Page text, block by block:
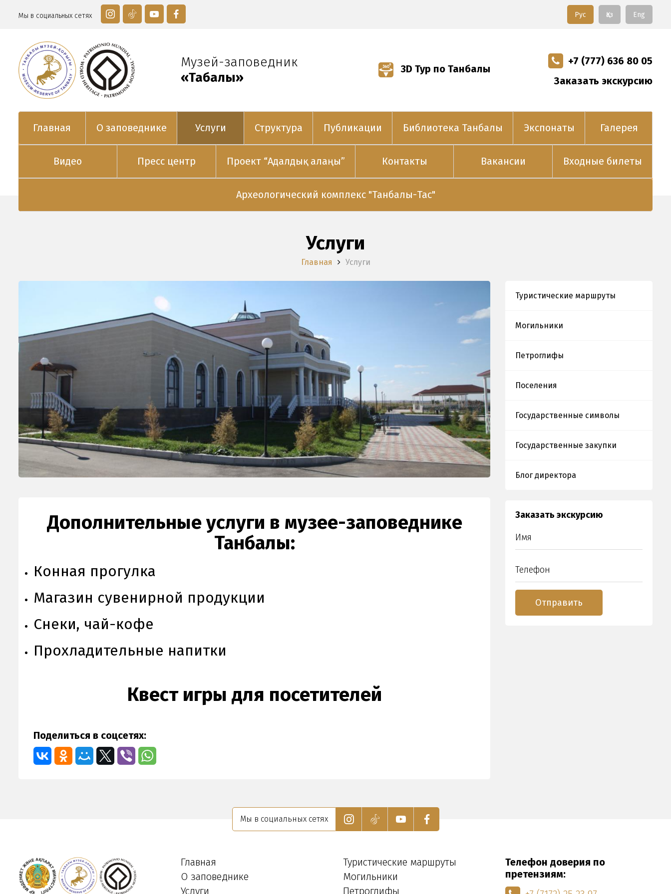
Мы в социальных сетях Eng
Қаз
Рус
Музей-заповедник
«Таңбалы»
3D Тур по Танбалы
+7 (777) 636 80 05
Заказать экскурсию
Главная О заповеднике Услуги Структура Публикации Библиотека Танбалы Экспонаты Галерея
Видео Пресс центр Проект “Адалдық алаңы” Контакты Вакансии Входные билеты
Археологический комплекс "Танбалы-Тас"
Услуги
Главная Услуги
Дополнительные услуги в музее-заповеднике
Танбалы:
Конная прогулка
Магазин сувенирной продукции
Снеки, чай-кофе
Прохладительные напитки
Квест игры для посетителей
Поделиться в соцсетях:
Туристические маршруты
Могильники
Петроглифы
Поселения
Государственные символы
Государственные закупки
Блог директора
Заказать экскурсию
Мы в социальных сетях
Главная
О заповеднике
Услуги
Туристические маршруты
Могильники
Петроглифы
Телефон доверия по
претензиям: